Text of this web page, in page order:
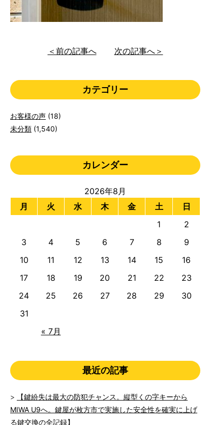
＜前の記事へ 次の記事へ＞
カテゴリー
お客様の声 (18)
未分類 (1,540)
カレンダー
2026年8月
月
火 水 木 金 土 日
« 7月
1
2
3
4 5 6 7 8
9
10
11 12 13 14 15
16
17
18 19 20 21 22
23
24
25 26 27 28 29
30
31
最近の記事
【鍵紛失は最大の防犯チャンス。縦型くの字キーから
MIWA U9へ。鍵屋が枚方市で実施した安全性を確実に上げ
る鍵交換の全記録】